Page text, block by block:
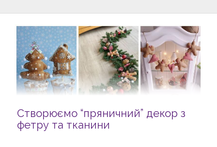
Створюємо “пряничний” декор з
фетру та тканини